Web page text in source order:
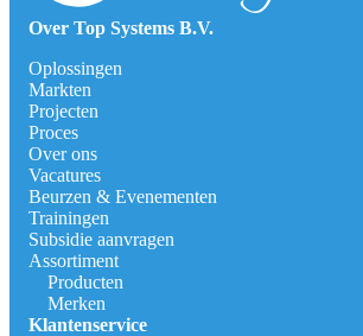
Over Top Systems B.V.
Oplossingen
Markten
Projecten
Proces
Over ons
Vacatures
Beurzen & Evenementen
Trainingen
Subsidie aanvragen
Assortiment
Producten
Merken
Klantenservice